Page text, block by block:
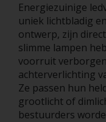
Energiezuinige
uniek lichtbladig
ontwerp, zijn
slimme lampen
voorruit
achterverlichting
Ze passen hun
grootlicht of
bestuurders